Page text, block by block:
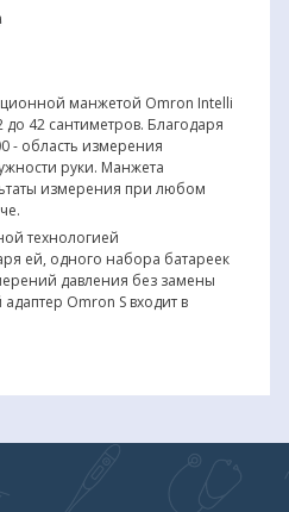
манжетой Omron Intelli
до 42 сантиметров. Благодаря
- область измерения
руки. Манжета
измерения при любом
технологией
ей, одного набора батареек
давления без замены
Omron S входит в
для использования в
гипертонии.